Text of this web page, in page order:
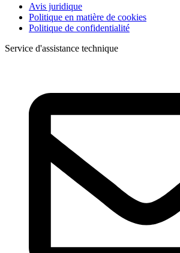
Avis juridique
Politique en matière de cookies
Politique de confidentialité
Service d'assistance technique